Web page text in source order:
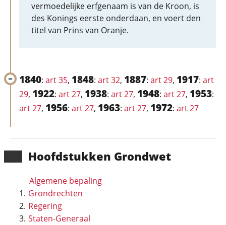
Hoofd­stukken Grondwet
Algemene bepaling
Grondrechten
Regering
Staten-Generaal
vermoedelijke erfgenaam is van de Kroon, is
des Konings eerste onderdaan, en voert den
titel van Prins van Oranje.
1840: art 35, 1848: art 32, 1887: art 29, 1917: art
29, 1922: art 27, 1938: art 27, 1948: art 27, 1953:
art 27, 1956: art 27, 1963: art 27, 1972: art 27